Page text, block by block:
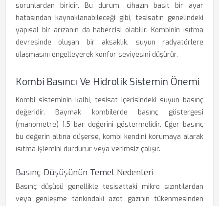
sorunlardan biridir. Bu durum, cihazın basit bir ayar
hatasından kaynaklanabileceği gibi, tesisatın genelindeki
yapısal bir arızanın da habercisi olabilir. Kombinin ısıtma
devresinde oluşan bir aksaklık, suyun radyatörlere
ulaşmasını engelleyerek konfor seviyesini düşürür.
Kombi Basıncı Ve Hidrolik Sistemin Önemi
Kombi sisteminin kalbi, tesisat içerisindeki suyun basınç
değeridir. Baymak kombilerde basınç göstergesi
(manometre) 1.5 bar değerini göstermelidir. Eğer basınç
bu değerin altına düşerse, kombi kendini korumaya alarak
ısıtma işlemini durdurur veya verimsiz çalışır.
Basınç Düşüşünün Temel Nedenleri
Basınç düşüşü genellikle tesisattaki mikro sızıntılardan
veya genleşme tankındaki azot gazının tükenmesinden